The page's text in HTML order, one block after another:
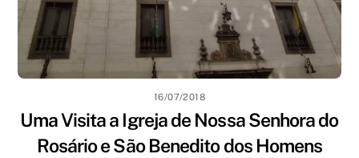
16/07/2018
Uma Visita a Igreja de Nossa Senhora do
Rosário e São Benedito dos Homens